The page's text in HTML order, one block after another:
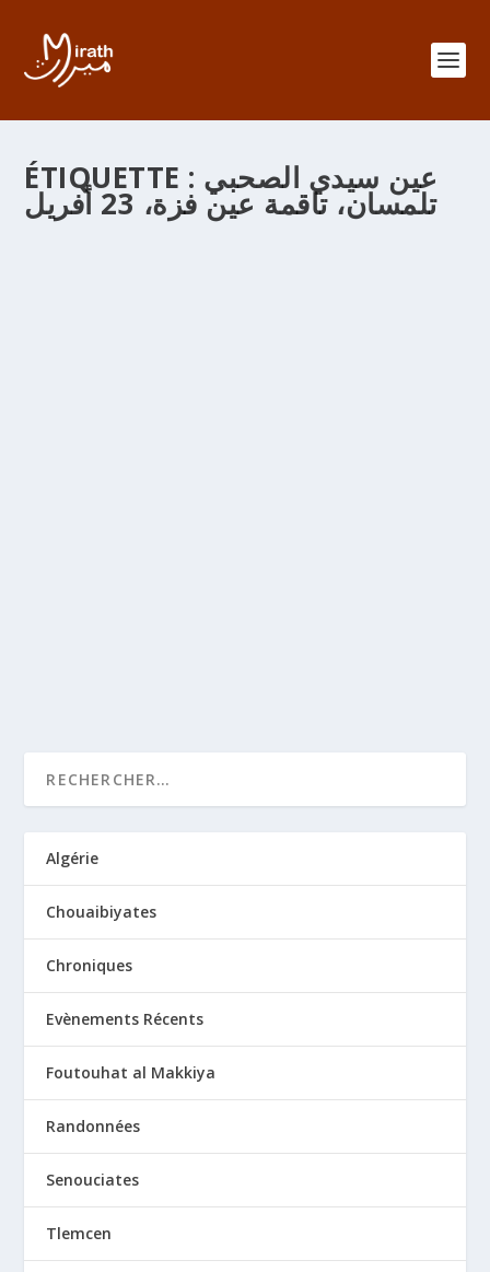
ÉTIQUETTE : عين سيدي الصحبي
تلمسان، تاقمة عين فزة، 23 أفريل
Algérie
Chouaibiyates
Chroniques
Evènements Récents
Foutouhat al Makkiya
Randonnées
Senouciates
Tlemcen